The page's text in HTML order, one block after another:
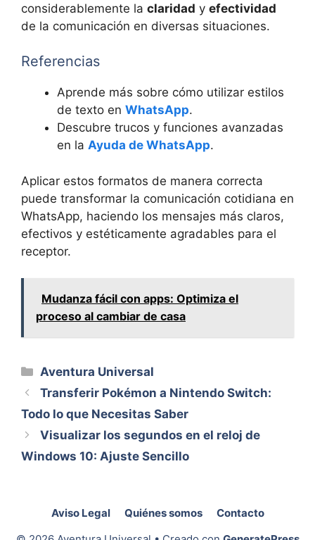
considerablemente la claridad y efectividad
de la comunicación en diversas situaciones.
Referencias
Aprende más sobre cómo utilizar estilos
de texto en WhatsApp.
Descubre trucos y funciones avanzadas
en la Ayuda de WhatsApp.
Aplicar estos formatos de manera correcta
puede transformar la comunicación cotidiana en
WhatsApp, haciendo los mensajes más claros,
efectivos y estéticamente agradables para el
receptor.
Mudanza fácil con apps: Optimiza el
proceso al cambiar de casa
Categorías
Aventura Universal
Transferir Pokémon a Nintendo Switch:
Todo lo que Necesitas Saber
Visualizar los segundos en el reloj de
Windows 10: Ajuste Sencillo
Aviso Legal Quiénes somos
Contacto